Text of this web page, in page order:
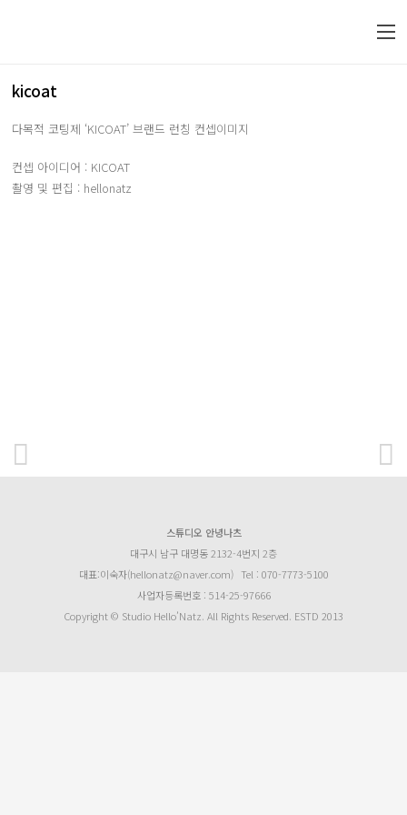
kicoat
다목적 코팅제 ‘KICOAT’ 브랜드 런칭 컨셉이미지
컨셉 아이디어 : KICOAT
촬영 및 편집 : hellonatz
스튜디오 안녕나츠
대구시 남구 대명동 2132-4번지 2층
대표:이숙자(hellonatz@naver.com) Tel : 070-7773-5100
사업자등록번호 : 514-25-97666
Copyright © Studio Hello’Natz. All Rights Reserved. ESTD 2013